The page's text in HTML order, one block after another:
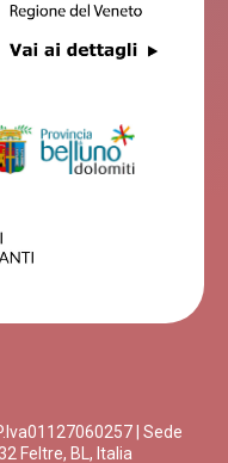
| Sede
Feltre, BL, Italia